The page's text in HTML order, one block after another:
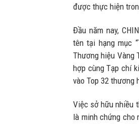
được thực hiện
Đầu năm nay,
tên tại hạng mục
Thương hiệu Vàng
hợp cùng Tạp chí
vào Top 32 thương
Việc sở hữu nhiều
là minh chứng cho